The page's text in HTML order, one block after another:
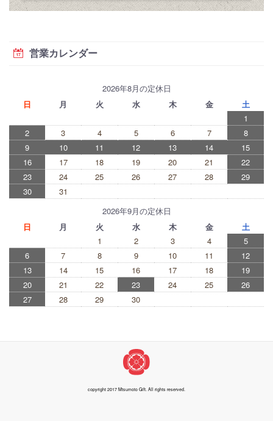
営業カレンダー
2026年8月の定休日
日
月 火 水 木 金
土
1
2
3 4 5 6 7
8
9
10 11 12 13 14
15
16
17 18 19 20 21
22
23
24 25 26 27 28
29
30
31
2026年9月の定休日
日
月 火 水 木 金
土
1
2 3 4
5
6
7 8 9 10 11
12
13
14 15 16 17 18
19
20
21 22 23 24 25
26
27
28 29 30
copyright 2017 Mtsumoto Gift. All rights reserved.